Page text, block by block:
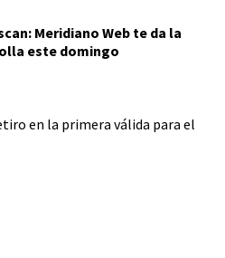
Meridiano Web te da la
este domingo